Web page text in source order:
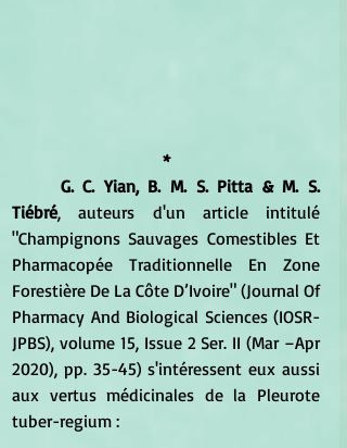
*
G. C. Yian, B. M. S. Pitta & M. S.
Tiébré, auteurs d'un article intitulé
"Champignons Sauvages Comestibles Et
Pharmacopée Traditionnelle En Zone
Forestière De La Côte D’Ivoire" (Journal Of
Pharmacy And Biological Sciences (IOSR-
JPBS), volume 15, Issue 2 Ser. II (Mar –Apr
2020), pp. 35-45) s'intéressent eux aussi
aux vertus médicinales de la Pleurote
tuber-regium :